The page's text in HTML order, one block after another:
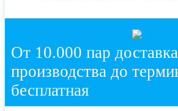
От 10.000 пар
производства до
бесплатная